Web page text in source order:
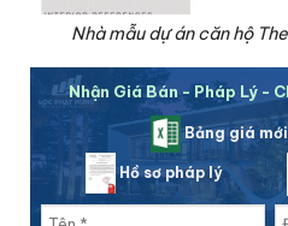
Nhà mẫu dự án căn hộ
Nhận Giá Bán - Pháp Lý -
Bảng giá
Hồ sơ pháp lý